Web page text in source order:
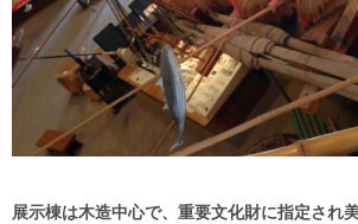
展示棟は木造中心で、重要文化財に指定され美